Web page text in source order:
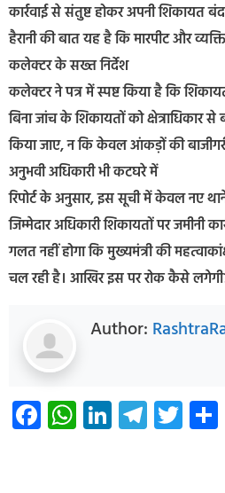
कार्रवाई से संतुष्ट होकर अपनी शिकायत
हैरानी की बात यह है कि मारपीट और
कलेक्टर के सख्त निर्देश
कलेक्टर ने पत्र में स्पष्ट किया है कि
बिना जांच के शिकायतों को क्षेत्राधिकार
किया जाए, न कि केवल आंकड़ों की
अनुभवी अधिकारी भी कटघरे में
रिपोर्ट के अनुसार, इस सूची में केवल नए
जिम्मेदार अधिकारी शिकायतों पर
गलत नहीं होगा कि मुख्यमंत्री की
चल रही है। आखिर इस पर रोक कैसे
Author:
Facebook
WhatsApp
LinkedIn